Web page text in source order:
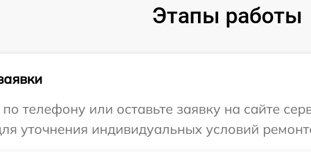
Этапы работы
телефону или оставьте заявку на сайте
уточнения индивидуальных условий